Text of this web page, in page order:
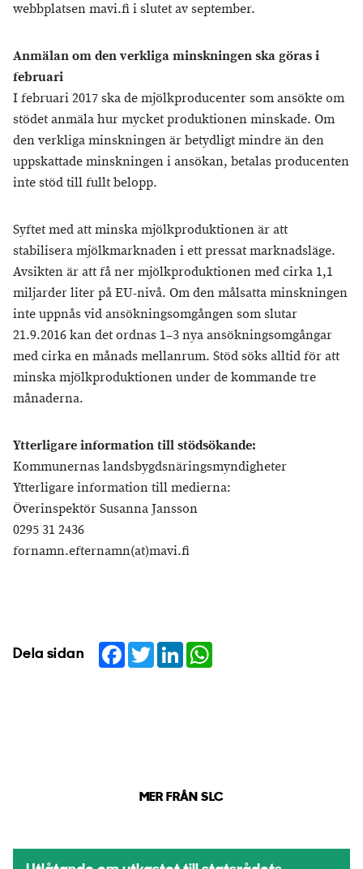
webbplatsen mavi.fi i slutet av september.
Anmälan om den verkliga minskningen ska göras i
februari
I februari 2017 ska de mjölkproducenter som ansökte om
stödet anmäla hur mycket produktionen minskade. Om
den verkliga minskningen är betydligt mindre än den
uppskattade minskningen i ansökan, betalas producenten
inte stöd till fullt belopp.
Syftet med att minska mjölkproduktionen är att
stabilisera mjölkmarknaden i ett pressat marknadsläge.
Avsikten är att få ner mjölkproduktionen med cirka 1,1
miljarder liter på EU-nivå. Om den målsatta minskningen
inte uppnås vid ansökningsomgången som slutar
21.9.2016 kan det ordnas 1–3 nya ansökningsomgångar
med cirka en månads mellanrum. Stöd söks alltid för att
minska mjölkproduktionen under de kommande tre
månaderna.
Ytterligare information till stödsökande:
Kommunernas landsbygdsnäringsmyndigheter
Ytterligare information till medierna:
Överinspektör Susanna Jansson
0295 31 2436
fornamn.efternamn(at)mavi.fi
Dela sidan Facebook
TwitterLinkedIn
MER FRÅN SLC